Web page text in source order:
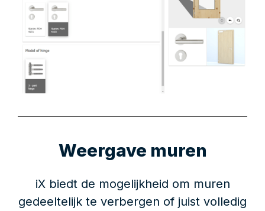
Weergave muren
iX biedt de mogelijkheid om muren
gedeeltelijk te verbergen of juist volledig